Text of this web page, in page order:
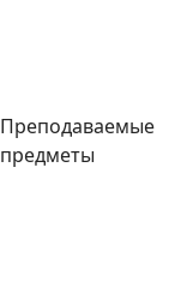
Преподаваемые
предметы